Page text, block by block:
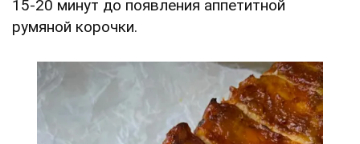
15-20 минут до появления аппетитной
румяной корочки.